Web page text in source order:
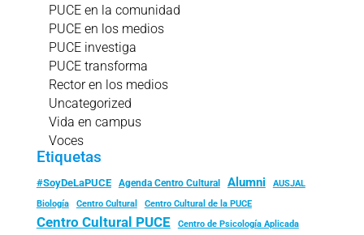
PUCE en la comunidad
PUCE en los medios
PUCE investiga
PUCE transforma
Rector en los medios
Uncategorized
Vida en campus
Voces
Etiquetas
#SoyDeLaPUCE Agenda Centro Cultural Alumni
AUSJAL
Biología
Centro Cultural Centro Cultural de la PUCE
Centro Cultural PUCE Centro de Psicología Aplicada